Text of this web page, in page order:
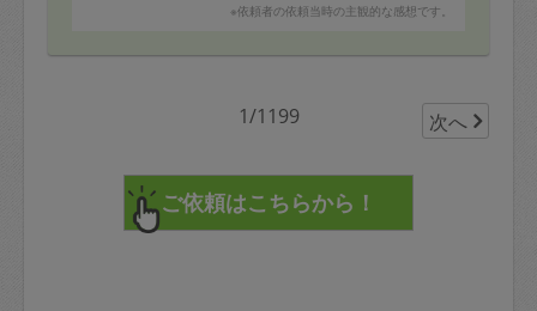
※依頼者の依頼当時の主観的な感想です。
1/1199 次へ